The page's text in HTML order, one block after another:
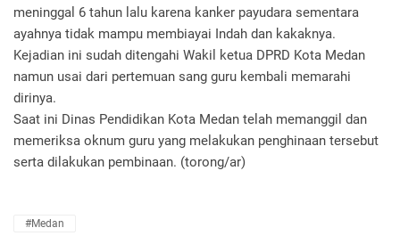
meninggal 6 tahun lalu karena kanker payudara sementara
ayahnya tidak mampu membiayai Indah dan kakaknya.
Kejadian ini sudah ditengahi Wakil ketua DPRD Kota Medan
namun usai dari pertemuan sang guru kembali memarahi
dirinya.
Saat ini Dinas Pendidikan Kota Medan telah memanggil dan
memeriksa oknum guru yang melakukan penghinaan tersebut
serta dilakukan pembinaan. (torong/ar)
#Medan